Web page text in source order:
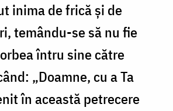
inima de frică și de
temându-se să nu fie
întru sine către
„Doamne, cu a Ta
în această petrecere